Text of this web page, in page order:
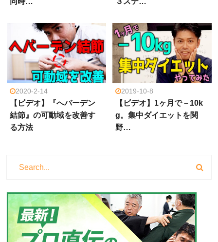
2020-2-14
【ビデオ】『へバーデン
結節』の可動域を改善す
る方法
2019-10-8
【ビデオ】1ヶ月で－10k
g。集中ダイエットを関
野…